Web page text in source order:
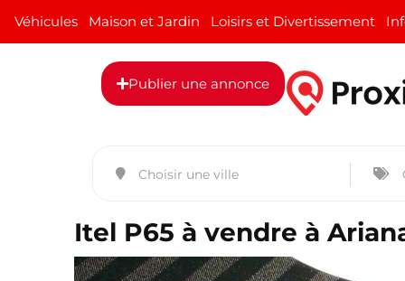
Véhicules Maison et Jardin Loisirs et Divertissement
Publier une annonce
Itel P65 à vendre à